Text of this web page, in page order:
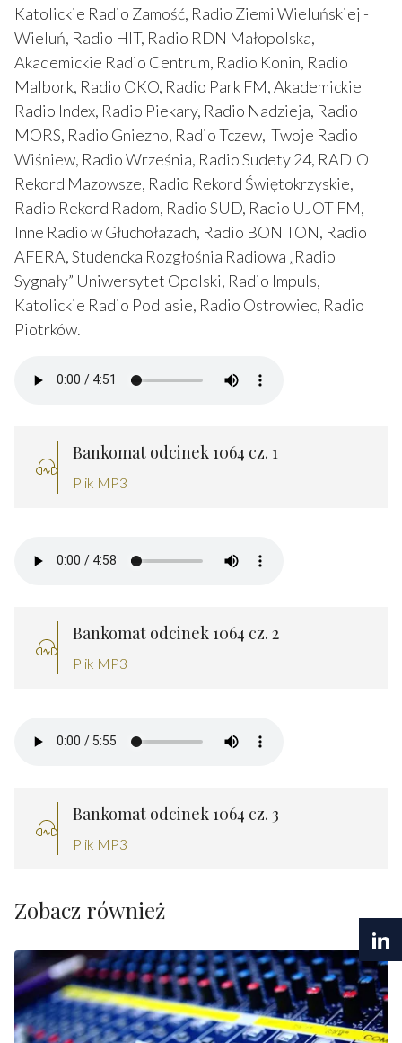
Katolickie Radio Zamość, Radio Ziemi Wieluńskiej -
Wieluń, Radio HIT, Radio RDN Małopolska,
Akademickie Radio Centrum, Radio Konin, Radio
Malbork, Radio OKO, Radio Park FM, Akademickie
Radio Index, Radio Piekary, Radio Nadzieja, Radio
MORS, Radio Gniezno, Radio Tczew, Twoje Radio
Wiśniew, Radio Września, Radio Sudety 24, RADIO
Rekord Mazowsze, Radio Rekord Świętokrzyskie,
Radio Rekord Radom, Radio SUD, Radio UJOT FM,
Inne Radio w Głuchołazach, Radio BON TON, Radio
AFERA, Studencka Rozgłośnia Radiowa „Radio
Sygnały” Uniwersytet Opolski, Radio Impuls,
Katolickie Radio Podlasie, Radio Ostrowiec, Radio
Piotrków.
Bankomat odcinek 1064 cz. 1
Plik MP3
Bankomat odcinek 1064 cz. 2
Plik MP3
Bankomat odcinek 1064 cz. 3
Plik MP3
Zobacz również